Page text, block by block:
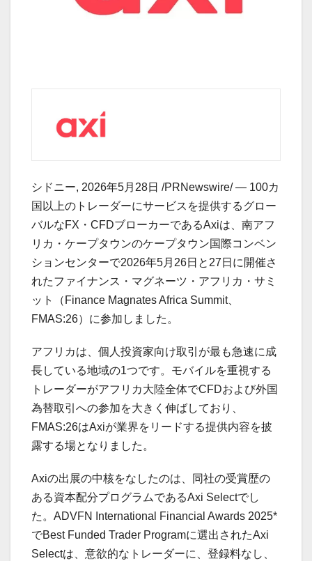
シドニー, 2026年5月28日 /PRNewswire/ — 100カ
国以上のトレーダーにサービスを提供するグロー
バルなFX・CFDブローカーであるAxiは、南アフ
リカ・ケープタウンのケープタウン国際コンベン
ションセンターで2026年5月26日と27日に開催さ
れたファイナンス・マグネーツ・アフリカ・サミ
ット（Finance Magnates Africa Summit、
FMAS:26）に参加しました。
アフリカは、個人投資家向け取引が最も急速に成
長している地域の1つです。モバイルを重視する
トレーダーがアフリカ大陸全体でCFDおよび外国
為替取引への参加を大きく伸ばしており、
FMAS:26はAxiが業界をリードする提供内容を披
露する場となりました。
Axiの出展の中核をなしたのは、同社の受賞歴の
ある資本配分プログラムであるAxi Selectでし
た。ADVFN International Financial Awards 2025*
でBest Funded Trader Programに選出されたAxi
Selectは、意欲的なトレーダーに、登録料なし、